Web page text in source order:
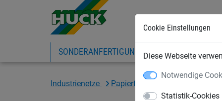
Cookie Einstellungen
Diese Webseite
Notwendige
Statistik-Cookies
SONDERANFERTIGUNG SPORTNETZE
Industrienetze Papierfangnetze